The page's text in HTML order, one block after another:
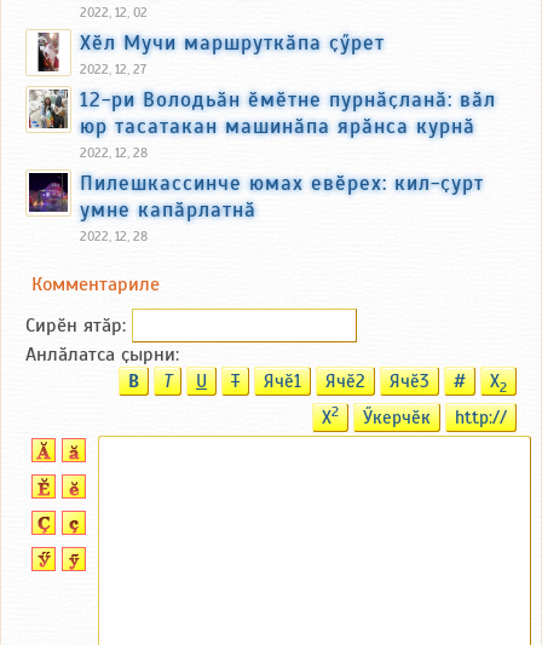
2022, 12, 02
Хӗл Мучи маршруткӑпа ҫӳрет
2022, 12, 27
12-ри Володьӑн ӗмӗтне пурнӑҫланӑ: вӑл
юр тасатакан машинӑпа ярӑнса курнӑ
2022, 12, 28
Пилешкассинче юмах евӗрех: кил-ҫурт
умне капӑрлатнӑ
2022, 12, 28
Комментариле
Сирӗн ятӑp:
Анлӑлатса ҫырни:
B T U T Ячӗ1 Ячӗ2 Ячӗ3 # X2
X2 Ӳкерчӗк http://